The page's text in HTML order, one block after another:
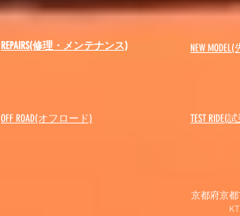
REPAIRS(修理・メンテナンス) NEW MODEL(
OFF ROAD(オフロード) ​TEST RIDE(
京都府京